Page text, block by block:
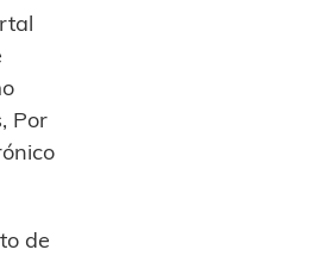
Por
de